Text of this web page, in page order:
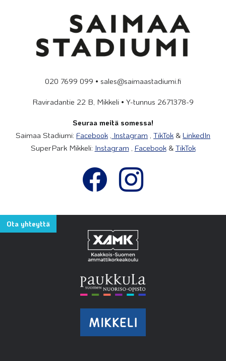
020 7699 099 • sales@saimaastadiumi.fi
Raviradantie 22 B, Mikkeli • Y-tunnus 2671378-9
Seuraa meitä somessa!
Saimaa Stadiumi: Facebook , Instagram , TikTok & LinkedIn
SuperPark Mikkeli: Instagram , Facebook& TikTok
Ota yhteyttä